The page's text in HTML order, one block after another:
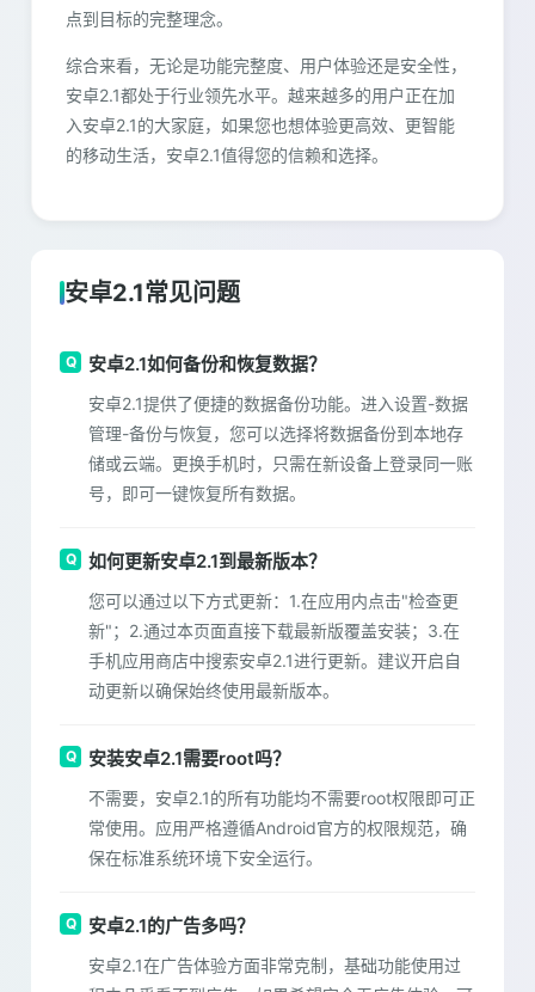
点到目标的完整理念。
综合来看，无论是功能完整度、用户体验还是安全性，
安卓2.1都处于行业领先水平。越来越多的用户正在加
入安卓2.1的大家庭，如果您也想体验更高效、更智能
的移动生活，安卓2.1值得您的信赖和选择。
安卓2.1常见问题
安卓2.1如何备份和恢复数据？
安卓2.1提供了便捷的数据备份功能。进入设置-数据
管理-备份与恢复，您可以选择将数据备份到本地存
储或云端。更换手机时，只需在新设备上登录同一账
号，即可一键恢复所有数据。
如何更新安卓2.1到最新版本？
您可以通过以下方式更新：1.在应用内点击"检查更
新"；2.通过本页面直接下载最新版覆盖安装；3.在
手机应用商店中搜索安卓2.1进行更新。建议开启自
动更新以确保始终使用最新版本。
安装安卓2.1需要root吗？
不需要，安卓2.1的所有功能均不需要root权限即可正
常使用。应用严格遵循Android官方的权限规范，确
保在标准系统环境下安全运行。
安卓2.1的广告多吗？
安卓2.1在广告体验方面非常克制，基础功能使用过